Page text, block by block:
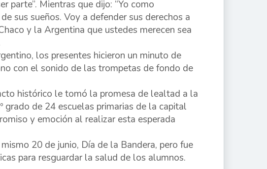
parte”. Mientras que dijo: “Yo como
sus sueños. Voy a defender sus derechos a
y la Argentina que ustedes merecen sea
los presentes hicieron un minuto de
con el sonido de las trompetas de fondo de
histórico le tomó la promesa de lealtad a la
de 24 escuelas primarias de la capital
y emoción al realizar esta esperada
20 de junio, Día de la Bandera, pero fue
para resguardar la salud de los alumnos.